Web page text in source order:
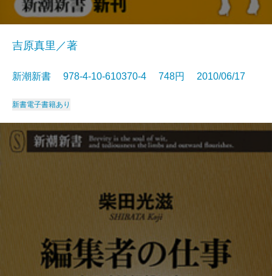
吉原真里／著
新潮新書 978-4-10-610370-4 748円 2010/06/17
新書電子書籍あり